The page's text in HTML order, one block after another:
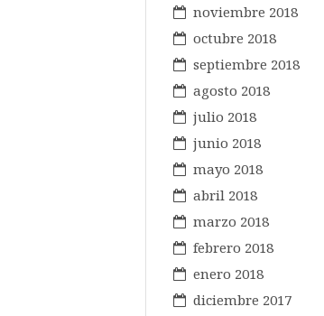
noviembre 2018
octubre 2018
septiembre 2018
agosto 2018
julio 2018
junio 2018
mayo 2018
abril 2018
marzo 2018
febrero 2018
enero 2018
diciembre 2017